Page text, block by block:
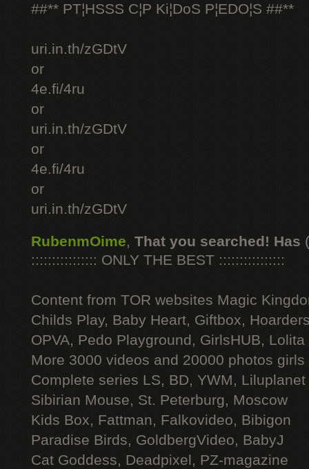
##** PT¦HSSS C¦P Ki¦DoS P¦EDO¦S ##**
uri.in.th/zGDtV
or
4e.fi/4ru
or
uri.in.th/zGDtV
or
4e.fi/4ru
or
uri.in.th/zGDtV
RubenmOime, That you searched! Has
:::::::::::::::: ONLY THE BEST ::::::::::::::::
Content from TOR websites Magic
Childs Play, Baby Heart, Giftbox,
OPVA, Pedo Playground, GirlsHUB, Lolita
More 3000 videos and 20000 photos
Complete series LS, BD, YWM, Liluplanet
Sibirian Mouse, St. Peterburg, Moscow
Kids Box, Fattman, Falkovideo, Bibigon
Paradise Birds, GoldbergVideo, BabyJ
Cat Goddess, Deadpixel, PZ-magazine